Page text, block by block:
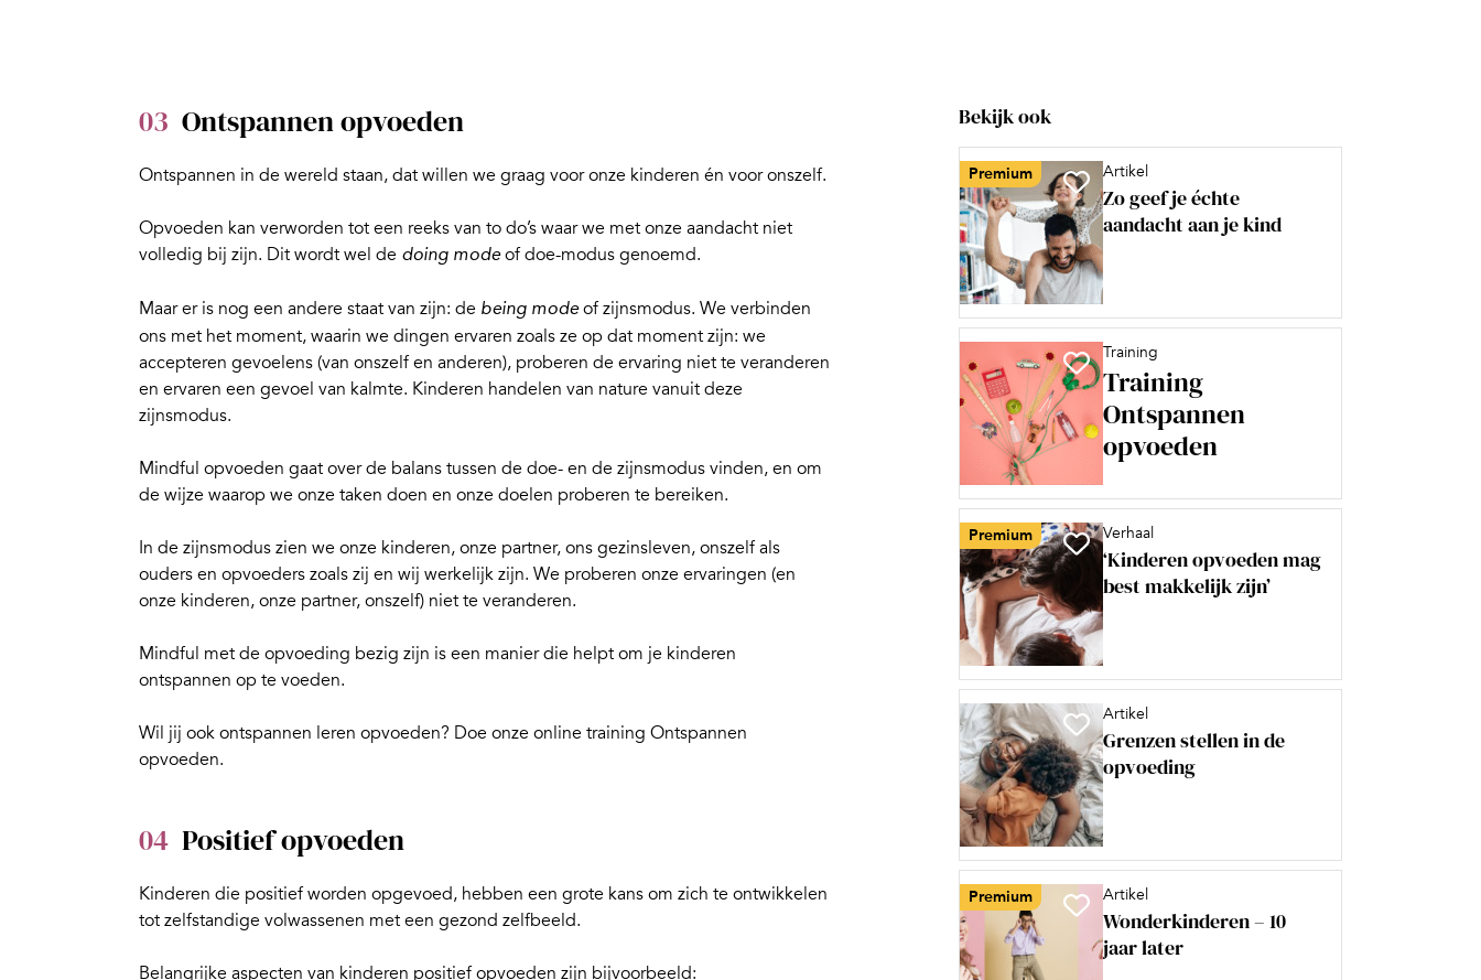
03 Ontspannen opvoeden
Ontspannen in de wereld staan, dat willen we graag voor onze kinderen én voor onszelf.
Opvoeden kan verworden tot een reeks van to do’s waar we met onze aandacht niet
volledig bij zijn. Dit wordt wel de doing modeof doe-modus genoemd.
Maar er is nog een andere staat van zijn: de being modeof zijnsmodus. We verbinden
ons met het moment, waarin we dingen ervaren zoals ze op dat moment zijn: we
accepteren gevoelens (van onszelf en anderen), proberen de ervaring niet te veranderen
en ervaren een gevoel van kalmte. Kinderen handelen van nature vanuit deze
zijnsmodus.
Mindful opvoeden gaat over de balans tussen de doe- en de zijnsmodus vinden, en om
de wijze waarop we onze taken doen en onze doelen proberen te bereiken.
In de zijnsmodus zien we onze kinderen, onze partner, ons gezinsleven, onszelf als
ouders en opvoeders zoals zij en wij werkelijk zijn. We proberen onze ervaringen (en
onze kinderen, onze partner, onszelf) niet te veranderen.
Mindful met de opvoeding bezig zijn is een manier die helpt om je kinderen
ontspannen op te voeden.
Wil jij ook ontspannen leren opvoeden? Doe onze online training Ontspannen
opvoeden.
04 Positief opvoeden
Kinderen die positief worden opgevoed, hebben een grote kans om zich te ontwikkelen
tot zelfstandige volwassenen met een gezond zelfbeeld.
Belangrijke aspecten van kinderen positief opvoeden zijn bijvoorbeeld:
Bekijk ook
Premium Artikel
Zo geef je échte
aandacht aan je kind
Training
Training
Ontspannen
opvoeden
Premium Verhaal
‘Kinderen opvoeden mag
best makkelijk zijn’
Artikel
Grenzen stellen in de
opvoeding
Premium Artikel
Wonderkinderen – 10
jaar later